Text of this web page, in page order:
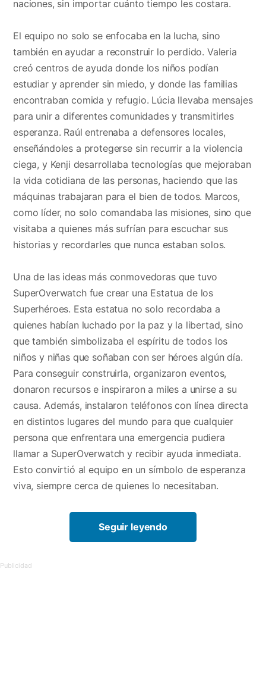
naciones, sin importar cuánto tiempo les costara.
El equipo no solo se enfocaba en la lucha, sino
también en ayudar a reconstruir lo perdido. Valeria
creó centros de ayuda donde los niños podían
estudiar y aprender sin miedo, y donde las familias
encontraban comida y refugio. Lúcia llevaba mensajes
para unir a diferentes comunidades y transmitirles
esperanza. Raúl entrenaba a defensores locales,
enseñándoles a protegerse sin recurrir a la violencia
ciega, y Kenji desarrollaba tecnologías que mejoraban
la vida cotidiana de las personas, haciendo que las
máquinas trabajaran para el bien de todos. Marcos,
como líder, no solo comandaba las misiones, sino que
visitaba a quienes más sufrían para escuchar sus
historias y recordarles que nunca estaban solos.
Una de las ideas más conmovedoras que tuvo
SuperOverwatch fue crear una Estatua de los
Superhéroes. Esta estatua no solo recordaba a
quienes habían luchado por la paz y la libertad, sino
que también simbolizaba el espíritu de todos los
niños y niñas que soñaban con ser héroes algún día.
Para conseguir construirla, organizaron eventos,
donaron recursos e inspiraron a miles a unirse a su
causa. Además, instalaron teléfonos con línea directa
en distintos lugares del mundo para que cualquier
persona que enfrentara una emergencia pudiera
llamar a SuperOverwatch y recibir ayuda inmediata.
Esto convirtió al equipo en un símbolo de esperanza
viva, siempre cerca de quienes lo necesitaban.
Seguir leyendo